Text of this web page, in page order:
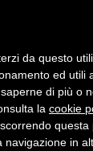
da questo
ed utili
di più o
la cookie
questa
in